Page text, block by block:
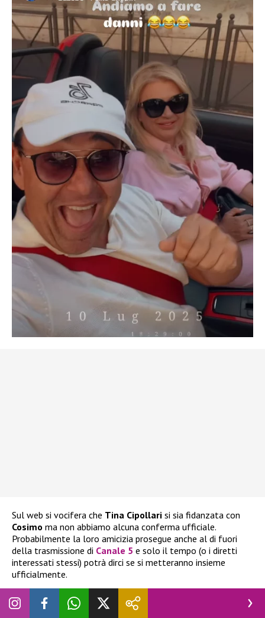
Sul web si vocifera che Tina Cipollari si sia fidanzata con
Cosimo ma non abbiamo alcuna conferma ufficiale.
Probabilmente la loro amicizia prosegue anche al di fuori
della trasmissione di Canale 5 e solo il tempo (o i diretti
interessati stessi) potrà dirci se si metteranno insieme
ufficialmente.
Probabilmente Maria De Filippi accennerà qualche cosa nella
puntata di apertura della prossima stagione televisiva.